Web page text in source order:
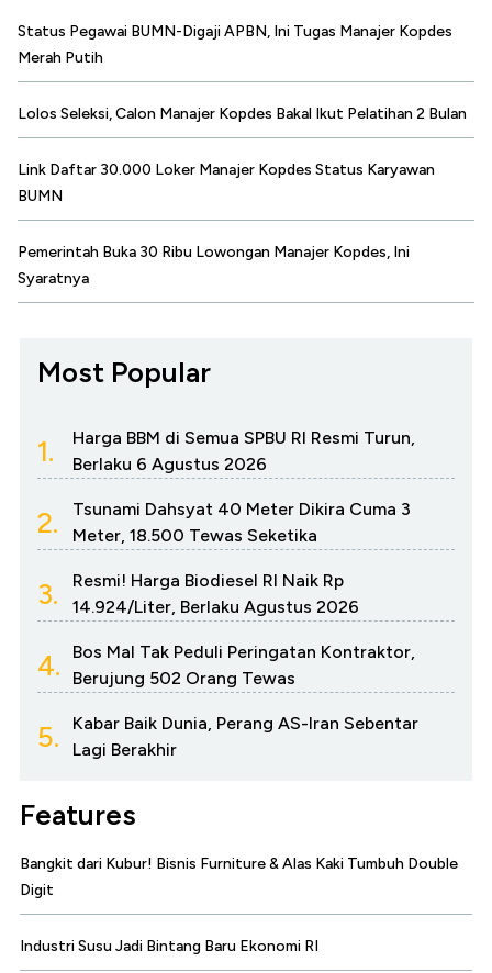
Status Pegawai BUMN-Digaji APBN, Ini Tugas Manajer Kopdes
Merah Putih
Lolos Seleksi, Calon Manajer Kopdes Bakal Ikut Pelatihan 2 Bulan
Link Daftar 30.000 Loker Manajer Kopdes Status Karyawan
BUMN
Pemerintah Buka 30 Ribu Lowongan Manajer Kopdes, Ini
Syaratnya
Most Popular
1.
Harga BBM di Semua SPBU RI Resmi Turun,
Berlaku 6 Agustus 2026
2.
Tsunami Dahsyat 40 Meter Dikira Cuma 3
Meter, 18.500 Tewas Seketika
3.
Resmi! Harga Biodiesel RI Naik Rp
14.924/Liter, Berlaku Agustus 2026
4.
Bos Mal Tak Peduli Peringatan Kontraktor,
Berujung 502 Orang Tewas
5.
Kabar Baik Dunia, Perang AS-Iran Sebentar
Lagi Berakhir
Features
Bangkit dari Kubur! Bisnis Furniture & Alas Kaki Tumbuh Double
Digit
Industri Susu Jadi Bintang Baru Ekonomi RI